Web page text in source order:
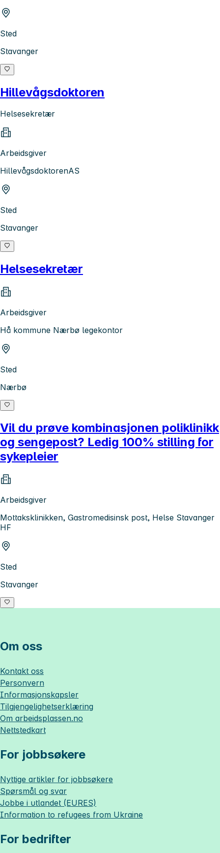
Sted
Stavanger
Hillevågsdoktoren
Helsesekretær
Arbeidsgiver
HillevågsdoktorenAS
Sted
Stavanger
Helsesekretær
Arbeidsgiver
Hå kommune Nærbø legekontor
Sted
Nærbø
Vil du prøve kombinasjonen poliklinikk
og sengepost? Ledig 100% stilling for
sykepleier
Arbeidsgiver
Mottaksklinikken, Gastromedisinsk post, Helse Stavanger
HF
Sted
Stavanger
Om oss
Kontakt oss
Personvern
Informasjonskapsler
Tilgjengelighetserklæring
Om arbeidsplassen.no
Nettstedkart
For jobbsøkere
Nyttige artikler for jobbsøkere
Spørsmål og svar
Jobbe i utlandet (EURES)
Information to refugees from Ukraine
For bedrifter